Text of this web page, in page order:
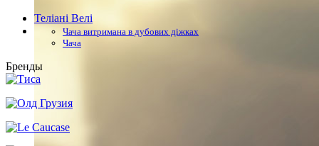
Теліані Велі
Чача витримана в дубових діжках
Чача
Бренды